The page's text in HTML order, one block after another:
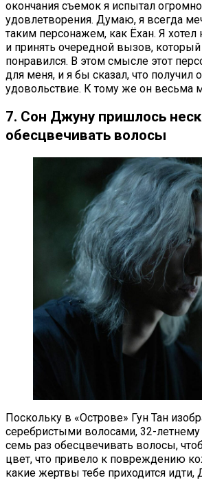
окончания съемок я испытал
удовлетворения. Думаю, я всегда
таким персонажем, как Ёхан. Я хотел
и принять очередной вызов,
понравился. В этом смысле этот
для меня, и я бы сказал, что получил
удовольствие. К тому же он весьма
7. Сон Джуну пришлось
обесцвечивать волосы
Поскольку в «Острове» Гун Тан
серебристыми волосами, 32-
семь раз обесцвечивать волосы,
цвет, что привело к повреждению
какие жертвы тебе приходится идти,